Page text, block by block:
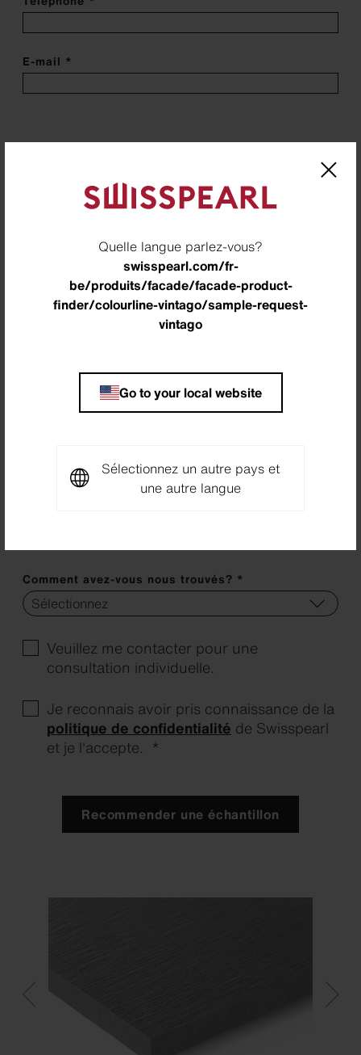
Quelle langue parlez-vous?
swisspearl.com/fr-
be/produits/facade/facade-product-
finder/colourline-vintago/sample-request-
vintago
Go to your local website
Sélectionnez un autre pays et
une autre langue
E-mail *
Adresse de l'entreprise
Entreprise
Addresse - Ligne 1 *
Addresse - Ligne 2
Code postal *
Comment avez-vous nous trouvés? *
Veuillez me contacter pour une
consultation individuelle.
Je reconnais avoir pris connaissance de la
politique de confidentialité de Swisspearl
et je l'accepte. *
Recommender une échantillon